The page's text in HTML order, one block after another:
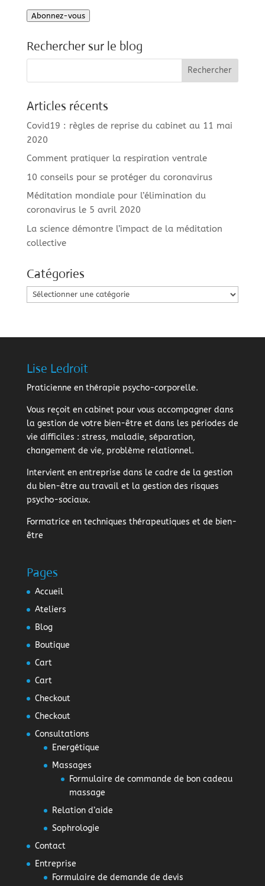
mail
Abonnez-vous
Rechercher sur le blog
Articles récents
Covid19 : règles de reprise du cabinet au 11 mai
2020
Comment pratiquer la respiration ventrale
10 conseils pour se protéger du coronavirus
Méditation mondiale pour l’élimination du
coronavirus le 5 avril 2020
La science démontre l’impact de la méditation
collective
Catégories
Catégories
Lise Ledroit
Praticienne en thérapie psycho-corporelle.
Vous reçoit en cabinet pour vous accompagner dans
la gestion de votre bien-être et dans les périodes de
vie difficiles : stress, maladie, séparation,
changement de vie, problème relationnel.
Intervient en entreprise dans le cadre de la gestion
du bien-être au travail et la gestion des risques
psycho-sociaux.
Formatrice en techniques thérapeutiques et de bien-
être
Pages
Accueil
Ateliers
Blog
Boutique
Cart
Cart
Checkout
Checkout
Consultations
Energétique
Massages
Formulaire de commande de bon cadeau
massage
Relation d’aide
Sophrologie
Contact
Entreprise
Formulaire de demande de devis